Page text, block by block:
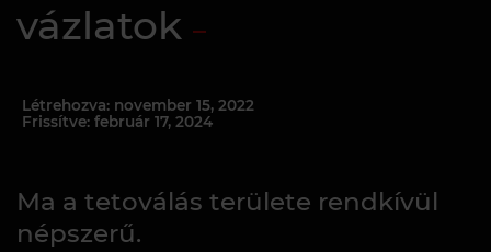
vázlatok
Létrehozva: november 15, 2022
Frissítve: február 17, 2024
Ma a tetoválás területe rendkívül
népszerű.